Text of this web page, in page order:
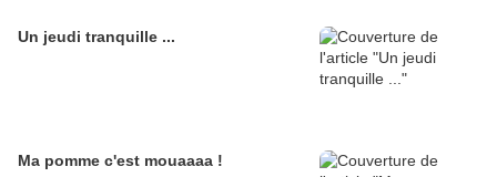
Un jeudi tranquille ...
Ma pomme c'est mouaaaa !